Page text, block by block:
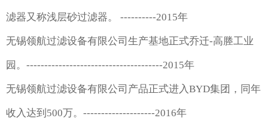
滤器又称浅层砂过滤器。 ----------2015年
无锡领航过滤设备有限公司生产基地正式乔迁-高塍工业
园。--------------------------------------2015年
无锡领航过滤设备有限公司产品正式进入BYD集团，同年
收入达到500万。--------------------2016年